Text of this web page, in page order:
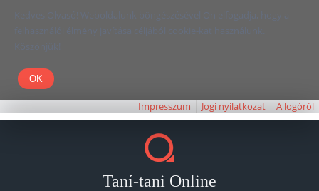
Kedves Olvasó! Weboldalunk böngészésével Ön elfogadja, hogy a
felhasználói élmény javítása céljából cookie-kat használunk.
Köszönjük!
Impresszum Jogi nyilatkozat A logóról
Taní-tani Online